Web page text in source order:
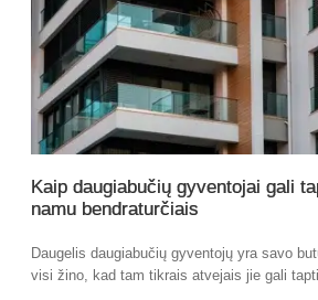
Kaip daugiabučių gyventojai gali
namu bendraturčiais
Daugelis daugiabučių gyventojų yra savo
visi žino, kad tam tikrais atvejais jie gali